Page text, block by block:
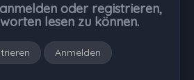
oder registrieren,
lesen zu können.
Anmelden